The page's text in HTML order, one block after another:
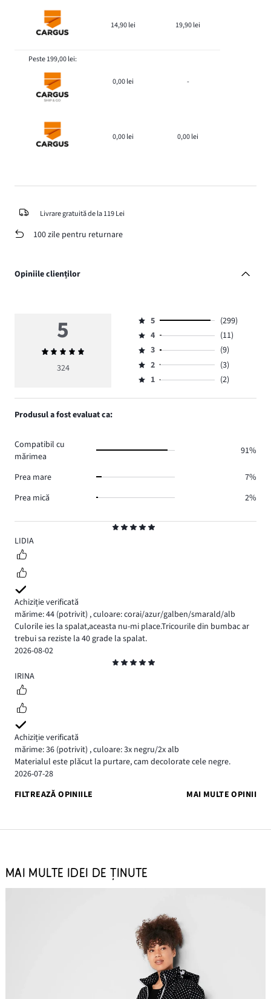
14,90 lei 19,90 lei
Peste 199,00 lei:
0,00 lei -
0,00 lei 0,00 lei
Livrare gratuită de la 119 Lei
100 zile pentru returnare
Opiniile clienților
5LIDIA
Achiziție verificată
mărime: 44 (potrivit) ,culoare: corai/azur/galben/smarald/alb
Culorile ies la spalat,aceasta nu-mi place.Tricourile din bumbac ar
trebui sa reziste la 40 grade la spalat.
2026-08-02
5
IRINA
Achiziție verificată
mărime: 36 (potrivit) ,culoare: 3x negru/2x alb
Materialul este plăcut la purtare, cam decolorate cele negre.
2026-07-28
FILTREAZĂ OPINIILE
MAI MULTE OPINII
5
Evaluarea
medie
324
Evaluare
5,
numărul
de
voturi
299.
5
(299)
Evaluare
4,
numărul
de
11.
4
(11)
Evaluare
3,
numărul
3
(9)
Evaluare
2,
2
(3)
Evaluare
1,
1 (2)
Produsul a fost evaluat ca:
Compatibil cu
mărimea
91%
Prea mare
7%
Prea mică
2%
MAI MULTE IDEI DE ȚINUTE